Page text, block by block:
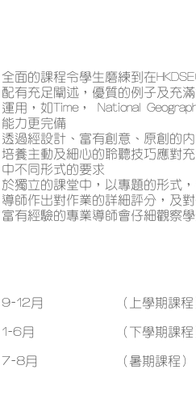
全面的課程令學生磨練到在
配有充足闡述，優質的例子及充
運用，如Time， National
能力更完備
透過經設計、富有創意、原創的
培養主動及細心的聆聽技巧應對
中不同形式的要求
於獨立的課堂中，以專題的形式
導師作出對作業的詳細評分，及
富有經驗的專業導師會仔細觀察
9-12月
1-6月
7-8月
（上學期課程
（下學期課程
（暑期課程）